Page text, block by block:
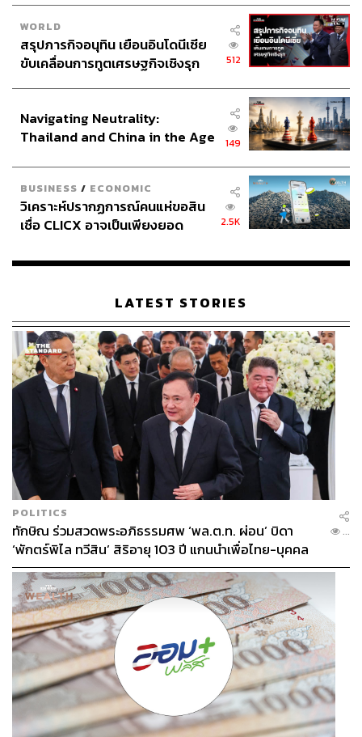
WORLD
สรุปภารกิจอนุทิน เยือนอินโดนีเซีย
ขับเคลื่อนการทูตเศรษฐกิจเชิงรุก
512
Navigating Neutrality:
Thailand and China in the Age
149
BUSINESS / ECONOMIC
วิเคราะห์ปรากฏการณ์คนแห่ขอสิน
เชื่อ CLICX อาจเป็นเพียงยอด
เรือนไทยที่ถูกซุกไว้
2.5K
LATEST STORIES
POLITICS
ทักษิณ ร่วมสวดพระอภิธรรมศพ ‘พล.ต.ท. ผ่อน’ บิดา
‘พักตร์พิไล ทวีสิน’ สิริอายุ 103 ปี แกนนำเพื่อไทย-บุคคล
หลากวงการร่วมอาลัย
...